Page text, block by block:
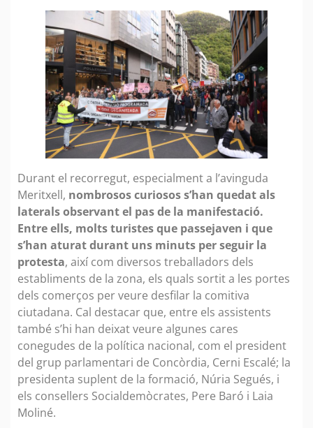
Durant el recorregut, especialment a l’avinguda
Meritxell, nombrosos curiosos s’han quedat als
laterals observant el pas de la manifestació.
Entre ells, molts turistes que passejaven i que
s’han aturat durant uns minuts per seguir la
protesta, així com diversos treballadors dels
establiments de la zona, els quals sortit a les portes
dels comerços per veure desfilar la comitiva
ciutadana. Cal destacar que, entre els assistents
també s’hi han deixat veure algunes cares
conegudes de la política nacional, com el president
del grup parlamentari de Concòrdia, Cerni Escalé; la
presidenta suplent de la formació, Núria Segués, i
els consellers Socialdemòcrates, Pere Baró i Laia
Moliné.